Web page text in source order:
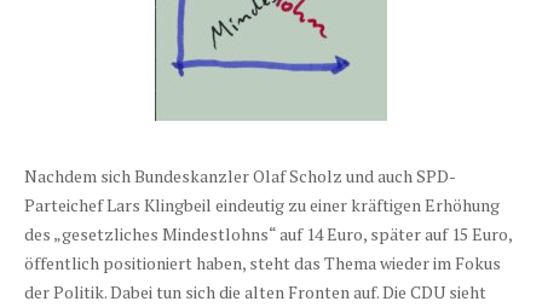
Nachdem sich Bundeskanzler Olaf Scholz und auch SPD-
Parteichef Lars Klingbeil eindeutig zu einer kräftigen Erhöhung
des „gesetzliches Mindestlohns“ auf 14 Euro, später auf 15 Euro,
öffentlich positioniert haben, steht das Thema wieder im Fokus
der Politik. Dabei tun sich die alten Fronten auf. Die CDU sieht